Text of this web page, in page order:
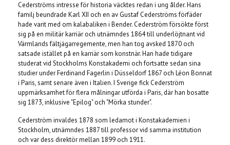
Cederströms intresse för historia väcktes redan i ung ålder. Hans
familj beundrade Karl XII och en av Gustaf Cederströms förfäder
hade varit med om kalabaliken i Bender. Cederström försökte först
sig på en militär karriär och utnämndes 1864 till underlöjtnant vid
Värmlands fältjägarregemente, men han tog avsked 1870 och
satsade istället på en karriär som konstnär. Han hade tidigare
studerat vid Stockholms Konstakademi och fortsatte sedan sina
studier under Ferdinand Fagerlin i Düsseldorf 1867 och Léon Bonnat
i Paris, samt senare även i Italien. I Sverige fick Cederström
uppmärksamhet för flera målningar utförda i Paris, där han bosatte
sig 1873, inklusive "Epilog" och "Mörka stunder".
Cederström invaldes 1878 som ledamot i Konstakademien i
Stockholm, utnämndes 1887 till professor vid samma institution
och var dess direktör mellan 1899 och 1911.